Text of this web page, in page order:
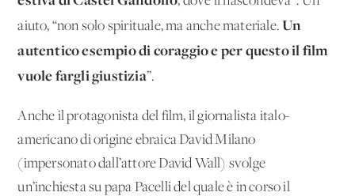
aiuto, “non solo spirituale, ma anche materiale.Un
autentico esempio di coraggio e per questo il film
vuole fargli giustizia”.
Anche il protagonista del film, il giornalista italo-
americano di origine ebraica David Milano
(impersonato dall’attore David Wall) svolge
un’inchiesta su papa Pacelli del quale è in corso il